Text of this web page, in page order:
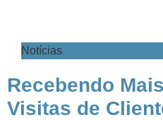
Notícias
Recebendo Mais
Visitas de